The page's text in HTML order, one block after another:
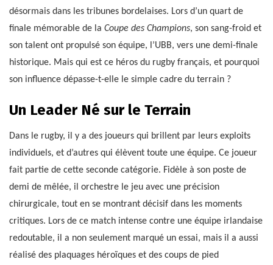
désormais dans les tribunes bordelaises. Lors d’un quart de
finale mémorable de la Coupe des Champions, son sang-froid et
son talent ont propulsé son équipe, l’UBB, vers une demi-finale
historique. Mais qui est ce héros du rugby français, et pourquoi
son influence dépasse-t-elle le simple cadre du terrain ?
Un Leader Né sur le Terrain
Dans le rugby, il y a des joueurs qui brillent par leurs exploits
individuels, et d’autres qui élèvent toute une équipe. Ce joueur
fait partie de cette seconde catégorie. Fidèle à son poste de
demi de mêlée, il orchestre le jeu avec une précision
chirurgicale, tout en se montrant décisif dans les moments
critiques. Lors de ce match intense contre une équipe irlandaise
redoutable, il a non seulement marqué un essai, mais il a aussi
réalisé des plaquages héroïques et des coups de pied